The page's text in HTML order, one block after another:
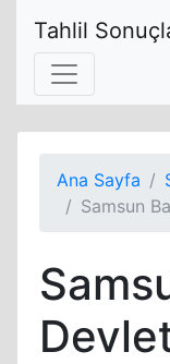
Tahlil
Ana Sayfa
Samsun